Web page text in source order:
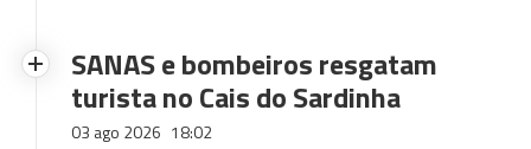
SANAS e bombeiros resgatam
turista no Cais do Sardinha
03 ago 2026 18:02